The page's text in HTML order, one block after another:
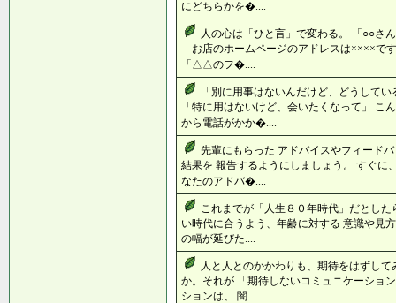
にどちらかを�....
人の心は「ひと言」で変わる。 「○○さ
お店のホームページのアドレスは××××で
「△△のフ�....
「別に用事はないんだけど、どうして
「特に用はないけど、会いたくなって」 こ
から電話がかか�....
先輩にもらった アドバイスやフィード
結果を 報告するようにしましょう。 すぐに
なたのアドバ�....
これまでが「人生８０年時代」だとし
い時代に合うよう、年齢に対する 意識や見
の幅が延びた....
人と人とのかかわりも、期待をはずし
か。それが 「期待しないコミュニケーショ
ションは、 闇....